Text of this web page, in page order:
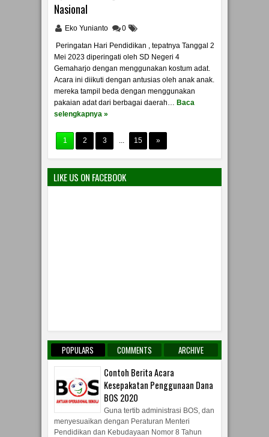
Nasional
Eko Yunianto 0
Peringatan Hari Pendidikan , tepatnya Tanggal 2
Mei 2023 diperingati oleh SD Negeri 4
Gemaharjo dengan menggunakan kostum adat.
Acara ini diikuti dengan antusias oleh anak anak.
mereka tampil beda dengan menggunakan
pakaian adat dari berbagai daerah… Baca
selengkapnya »
1 2 3 ... 15 »
LIKE US ON FACEBOOK
POPULARS COMMENTS ARCHIVE
Contoh Berita Acara
Kesepakatan Penggunaan Dana
BOS 2020
Guna tertib administrasi BOS, dan
menyesuaikan dengan Peraturan Menteri
Pendidikan dan Kebudayaan Nomor 8 Tahun